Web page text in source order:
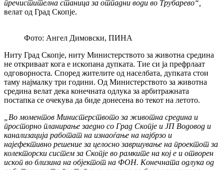
пречистителна станица за отпадни води во Трубарево“,
велат од Град Скопје.
Фото: Ангел Димовски, ПИНА
Ниту Град Скопје, ниту Министерството за животна средина
не откриваат кога е ископана дупката. Тие си ја префрлаат
одговорноста. Според жителите од населбата, дупката стои
таму најмалку три години. Од Министерството за животна
средина велат дека конечната одлука за арбитражната
постапка се очекува да биде донесена во текот на летото.
„Во моментов Министерството за животна средина и
просторно планирање заедно со Град Скопје и ЈП Водовод и
канализација работат на изнаоѓање на најбрзо и
најефективно решение за целосно завршување на проектот за
колекторски систем за Скопје во рамките на кој е и отворен
ископ во близина на објектот на ФОН. Конечната одлука од